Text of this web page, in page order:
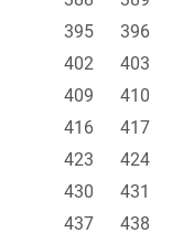
395
396
402
403
409
410
416
417
423
424
430
431
437
438